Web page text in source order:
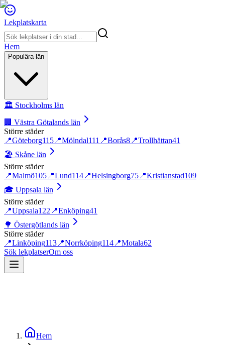
Lekplatskarta
Hem
Populära län
🏛️ Stockholms län
🏢 Västra Götalands län
Större städer
📍Göteborg115 📍Mölndal111 📍Borås8 📍Trollhättan41
🏖️ Skåne län
Större städer
📍Malmö105 📍Lund114 📍Helsingborg75 📍Kristianstad109
🎓 Uppsala län
Större städer
📍Uppsala122 📍Enköping41
🌳 Östergötlands län
Större städer
📍Linköping113 📍Norrköping114 📍Motala62
Sök lekplatserOm oss
Hem